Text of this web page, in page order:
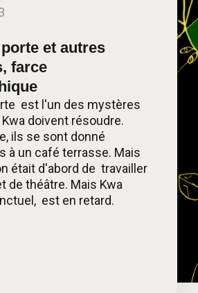
et autres
farce
est l'un des mystères
doivent résoudre.
ils se sont donné
à un café terrasse. Mais
était d'abord de travailler
de théâtre. Mais Kwa
est en retard.